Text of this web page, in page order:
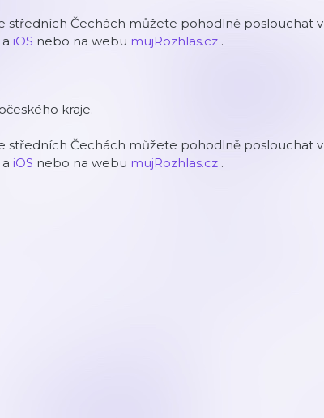
středních Čechách můžete pohodlně poslouchat v
a iOS nebo na webu mujRozhlas.cz .
kraje.
středních Čechách můžete pohodlně poslouchat v
a iOS nebo na webu mujRozhlas.cz .